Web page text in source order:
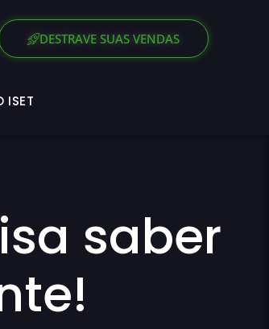
DESTRAVE SUAS VENDAS
ISET
ISET
saber